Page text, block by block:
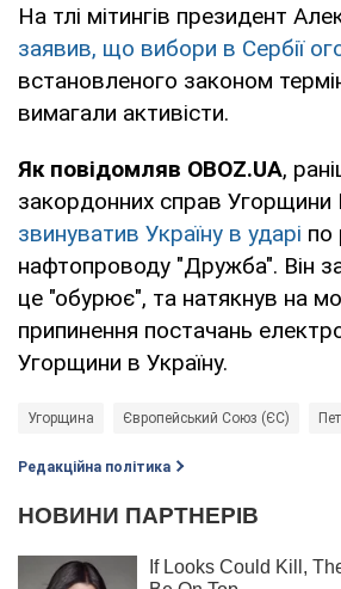
На тлі мітингів президент
заявив, що вибори в Сербії
встановленого законом
вимагали активісти.
Як повідомляв OBOZ.UA,
закордонних справ Угорщини
звинуватив Україну в ударі по
нафтопроводу "Дружба". Він
це "обурює", та натякнув на
припинення постачань
Угорщини в Україну.
Угорщина Європейський Союз (ЄС)
Редакційна політика